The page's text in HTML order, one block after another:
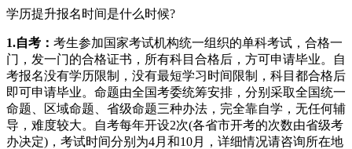
学历提升报名时间是什么时候?
1.自考： 考生参加国家考试机构统一组织的单科考试，合格一
门，发一门的合格证书，所有科目合格后，方可申请毕业。自
考报名没有学历限制，没有最短学习时间限制，科目都合格后
即可申请毕业。命题由全国考委统筹安排，分别采取全国统一
命题、区域命题、省级命题三种办法，完全靠自学，无任何辅
导，难度较大。自考每年开设2次(各省市开考的次数由省级考
办决定)，考试时间分别为4月和10月，详细情况请咨询所在地